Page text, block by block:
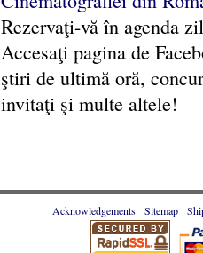
Rezervaţi-vă în agenda
Accesaţi pagina de
ştiri de ultimă oră,
invitaţi şi multe altele!
Acknowledgements Sitemap